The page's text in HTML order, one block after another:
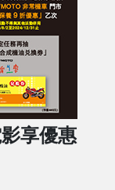
享優惠